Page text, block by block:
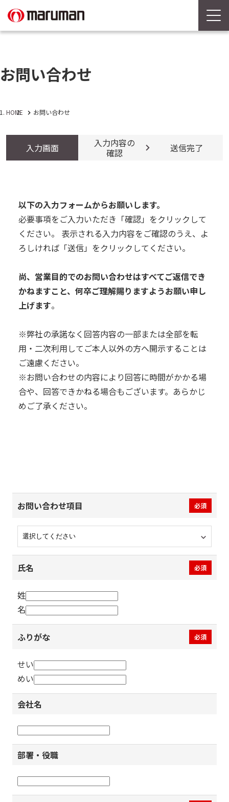
お問い合わせ
HOME お問い合わせ
入力画面
入力内容の
確認
送信完了
以下の入力フォームからお願いします。
必要事項をご入力いただき「確認」をクリックして
ください。 表示される入力内容をご確認のうえ、よ
ろしければ「送信」をクリックしてください。
尚、 営業目的でのお問い合わせはすべてご返信でき
かねますこと、何卒ご理解賜りますようお願い申し
上げます。
※弊社の承諾なく回答内容の一部または全部を転
用・二次利用してご本人以外の方へ開示することは
ご遠慮ください。
※お問い合わせの内容により回答に時間がかかる場
合や、回答できかねる場合もございます。あらかじ
めご了承ください。
お問い合わせ項目 必須
氏名 必須
姓
名
ふりがな 必須
せい
めい
会社名
部署・役職